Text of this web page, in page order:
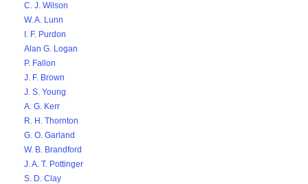
C. J. Wilson
W. A. Lunn
I. F. Purdon
Alan G. Logan
P. Fallon
J. F. Brown
J. S. Young
A. G. Kerr
R. H. Thornton
G. O. Garland
W. B. Brandford
J. A. T. Pottinger
S. D. Clay